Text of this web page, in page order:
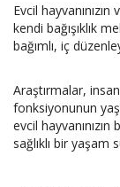
Evcil
kendi bağışıklık
bağımlı, iç
Araştırmalar,
fonksiyonunun
evcil hayvanınızın
sağlıklı bir